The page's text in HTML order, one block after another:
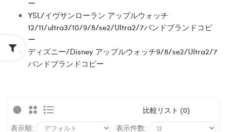
ー
YSL/イヴサンローラン アップルウォッチ
12/11/ultra3/10/9/8/se2/Ultra2/7バンドブランドコピ
ー
ディズニー/Disney アップルウォッチ9/8/se2/Ultra2/7
バンドブランドコピー
比較リスト (0)
表示順:
表示件数: